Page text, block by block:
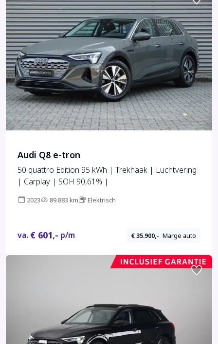
Audi Q8 e-tron
50 quattro Edition 95 kWh | Trekhaak | Luchtvering
| Carplay | SOH 90,61% |
2023 89.883 km Elektrisch
va. € 601,- p/m € 35.900,- Marge auto